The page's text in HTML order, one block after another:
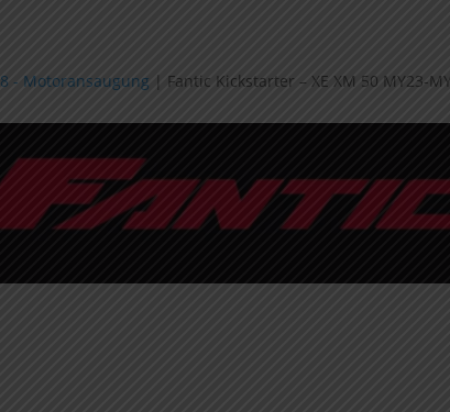
8 - Motoransaugung | Fantic Kickstarter – XE XM 50 MY23-